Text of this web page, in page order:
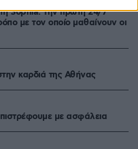
Sophia. Την πρώτη 24/7
με τον οποίο μαθαίνουν οι
καρδιά της Αθήνας
με ασφάλεια